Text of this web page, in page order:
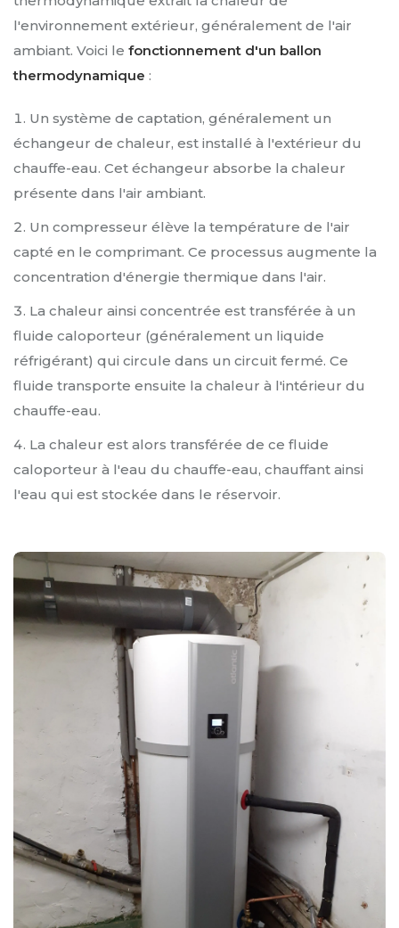
l'environnement extérieur, généralement de l'air
ambiant. Voici le fonctionnement d'un ballon
thermodynamique :
Un système de captation, généralement un
échangeur de chaleur, est installé à l'extérieur du
chauffe-eau. Cet échangeur absorbe la chaleur
présente dans l'air ambiant.
Un compresseur élève la température de l'air
capté en le comprimant. Ce processus augmente la
concentration d'énergie thermique dans l'air.
La chaleur ainsi concentrée est transférée à un
fluide caloporteur (généralement un liquide
réfrigérant) qui circule dans un circuit fermé. Ce
fluide transporte ensuite la chaleur à l'intérieur du
chauffe-eau.
La chaleur est alors transférée de ce fluide
caloporteur à l'eau du chauffe-eau, chauffant ainsi
l'eau qui est stockée dans le réservoir.